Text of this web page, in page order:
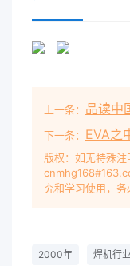
焊机行业处于10
和唐山松下的介
量逐渐发展壮大
中国焊机制造业
壮大和传统企业
团公司和唐山松
克服了重重困难
上一条： 品读中
下一条： EVA之
版权：如无特殊
究和学习使用，务
2000年 焊机行